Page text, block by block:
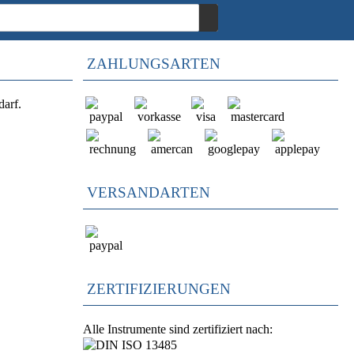
ZAHLUNGSARTEN
VERSANDARTEN
ZERTIFIZIERUNGEN
Alle Instrumente sind zertifiziert nach: